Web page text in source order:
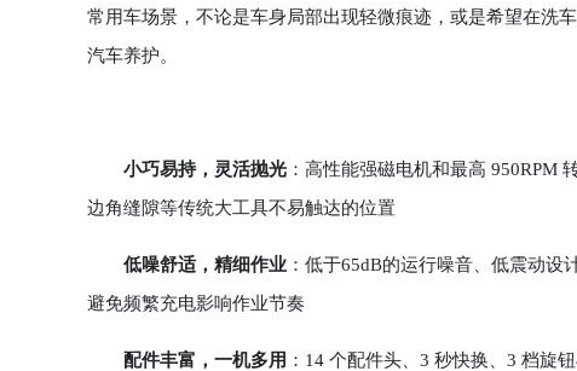
常用车场景，不论是车身局部出现轻微痕迹，或是希望在洗
汽车养护。
小巧易持，灵活抛光 ：高性能强磁电机和最高 950RPM
边角缝隙等传统大工具不易触达的位置
低噪舒适，精细作业 ：低于65dB的运行噪音、低震动
避免频繁充电影响作业节奏
配件丰富，一机多用 ：14 个配件头、3 秒快换、3 档旋